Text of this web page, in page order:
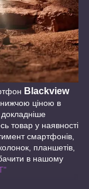
Blackview
ціною в
товар у наявності
смартфонів,
планшетів,
бачити в нашому